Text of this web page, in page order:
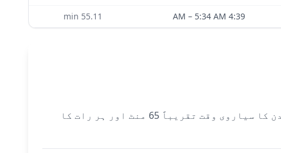
4:39 AM
– 5:34 AM
55.11
آج Hanoi میں سیاروی اوقات طلوع آفتاب (5:34 AM) سے شروع ہوتے ہیں اور زحل کے زیر حکومت ہیں۔ ہر دن کا سیاروی وقت تقریباً 65 منٹ اور ہر رات کا